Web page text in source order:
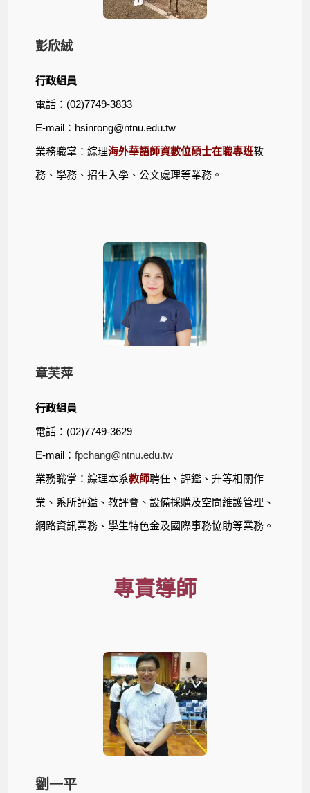
彭欣絨
行政組員
電話：(02)7749-3833
E-mail： hsinrong@ntnu.edu.tw
業務職掌：綜理海外華語師資數位碩士在職專班教
務、學務、招生入學、公文處理等業務。
章芙萍
行政組員
電話：(02)7749-3629
E-mail：fpchang@ntnu.edu.tw
業務職掌：綜理本系教師聘任、評鑑、升等相關作
業、系所評鑑、教評會、設備採購及空間維護管理、
網路資訊業務、學生特色金及國際事務協助等業務。
專責導師
劉一平